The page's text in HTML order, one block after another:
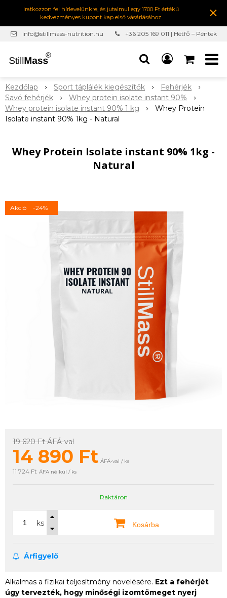
Iratkozzon fel hírlevelünkre, és jutalmul egy 1700 Ft értékű
kedvezményes kupont kap első vásárlásához.
×
info@stillmass-nutrition.hu
+36 205 169 011 | Hétfő – Péntek
Kezdőlap Sport táplálék kiegészítők
Fehérjék
Savó fehérjék
Whey protein isolate instant 90%
Whey protein isolate instant 90% 1 kg
Whey Protein
Isolate instant 90% 1kg - Natural
Whey Protein Isolate instant 90% 1kg -
Natural
Akció -24%
19 620 FtÁFÁ-val
14 890 Ft ÁFÁ-val / ks
11 724 Ft ÁFA nélkül / ks
Raktáron
ks Kosárba
Árfigyelő
Alkalmas a fizikai teljesítmény növelésére. Ezt a fehérjét
úgy tervezték, hogy minőségi izomtömeget nyerj